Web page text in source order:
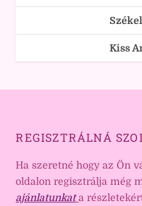
Kiss
REGISZTRÁLNÁ
Ha szeretné hogy az Ön
oldalon regisztrálja még
ajánlatunkat a